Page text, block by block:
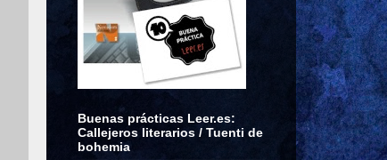
Buenas prácticas Leer.es:
Callejeros literarios / Tuenti de
bohemia